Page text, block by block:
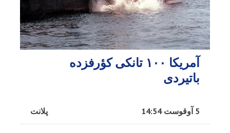
آمریکا ۱۰۰ تانکی کؤرفزده
باتیردی
پلانت 5 آوقوست 14:54